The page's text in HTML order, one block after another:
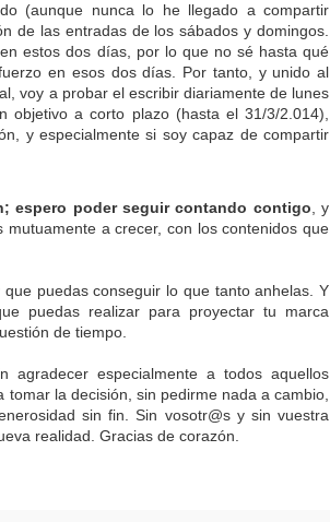
(aunque nunca lo he llegado a compartir
de las entradas de los sábados y domingos.
estos dos días, por lo que no sé hasta qué
en esos dos días. Por tanto, y unido al
voy a probar el escribir diariamente de lunes
objetivo a corto plazo (hasta el 31/3/2.014),
y especialmente si soy capaz de compartir
espero poder seguir contando contigo , y
a crecer, con los contenidos que
puedas conseguir lo que tanto anhelas. Y
puedas realizar para proyectar tu marca
de tiempo.
especialmente a todos aquellos
la decisión, sin pedirme nada a cambio,
sin fin. Sin vosotr@s y sin vuestra
realidad. Gracias de corazón.